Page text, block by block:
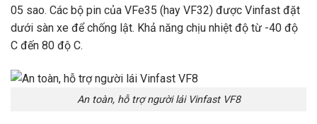
05 sao. Các bộ pin của VFe35 (hay VF32) được Vinfast đặt
dưới sàn xe để chống lật. Khả năng chịu nhiệt độ từ -40 độ
C đến 80 độ C.
An toàn, hỗ trợ người lái Vinfast VF8